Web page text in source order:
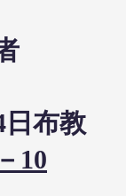
日布教
10